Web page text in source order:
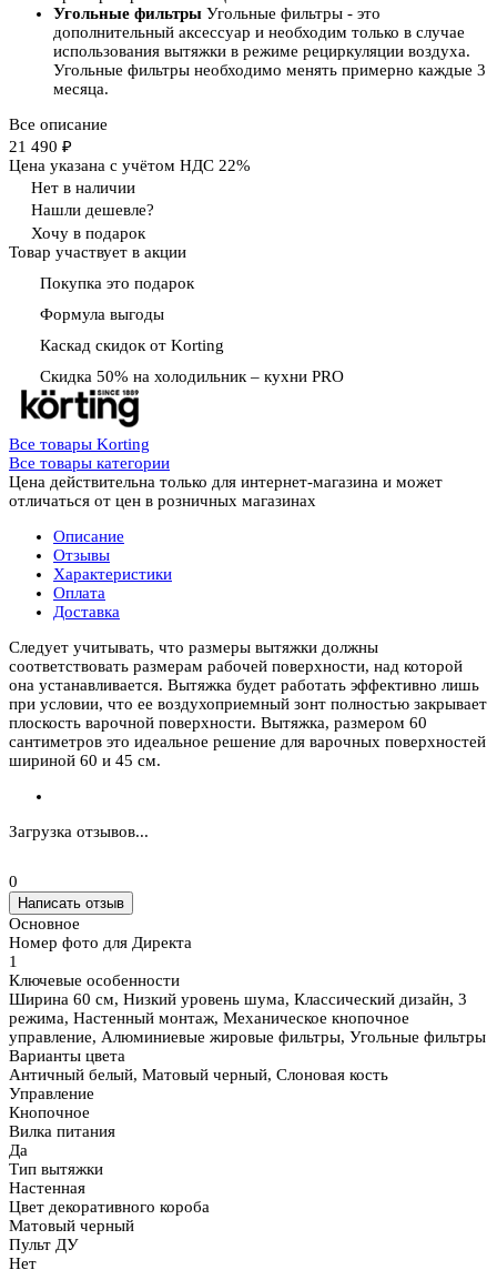
Угольные фильтры Угольные фильтры - это
дополнительный аксессуар и необходим только в случае
использования вытяжки в режиме рециркуляции воздуха.
Угольные фильтры необходимо менять примерно каждые 3
месяца.
Все описание
21 490 ₽
Цена указана с учётом НДС 22%
Нет в наличии
Нашли дешевле?
Хочу в подарок
Товар участвует в акции
Покупка это подарок
Формула выгоды
Каскад скидок от Korting
Скидка 50% на холодильник – кухни PRO
Все товары Korting
Все товары категории
Цена действительна только для интернет-магазина и может
отличаться от цен в розничных магазинах
Описание
Отзывы
Характеристики
Оплата
Доставка
Следует учитывать, что размеры вытяжки должны
соответствовать размерам рабочей поверхности, над которой
она устанавливается. Вытяжка будет работать эффективно лишь
при условии, что ее воздухоприемный зонт полностью закрывает
плоскость варочной поверхности. Вытяжка, размером 60
сантиметров это идеальное решение для варочных поверхностей
шириной 60 и 45 см.
Загрузка отзывов...
0
Написать отзыв
Основное
Номер фото для Директа
1
Ключевые особенности
Ширина 60 см, Низкий уровень шума, Классический дизайн, 3
режима, Настенный монтаж, Механическое кнопочное
управление, Алюминиевые жировые фильтры, Угольные фильтры
Варианты цвета
Античный белый, Матовый черный, Слоновая кость
Управление
Кнопочное
Вилка питания
Да
Тип вытяжки
Настенная
Цвет декоративного короба
Матовый черный
Пульт ДУ
Нет